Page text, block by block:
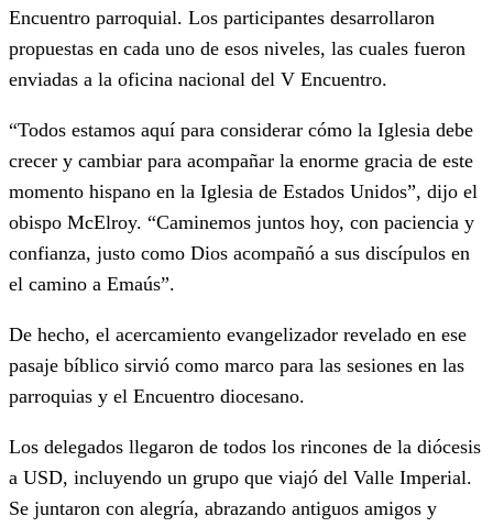
Encuentro parroquial. Los participantes desarrollaron
propuestas en cada uno de esos niveles, las cuales fueron
enviadas a la oficina nacional del V Encuentro.
“Todos estamos aquí para considerar cómo la Iglesia debe
crecer y cambiar para acompañar la enorme gracia de este
momento hispano en la Iglesia de Estados Unidos”, dijo el
obispo McElroy. “Caminemos juntos hoy, con paciencia y
confianza, justo como Dios acompañó a sus discípulos en
el camino a Emaús”.
De hecho, el acercamiento evangelizador revelado en ese
pasaje bíblico sirvió como marco para las sesiones en las
parroquias y el Encuentro diocesano.
Los delegados llegaron de todos los rincones de la diócesis
a USD, incluyendo un grupo que viajó del Valle Imperial.
Se juntaron con alegría, abrazando antiguos amigos y